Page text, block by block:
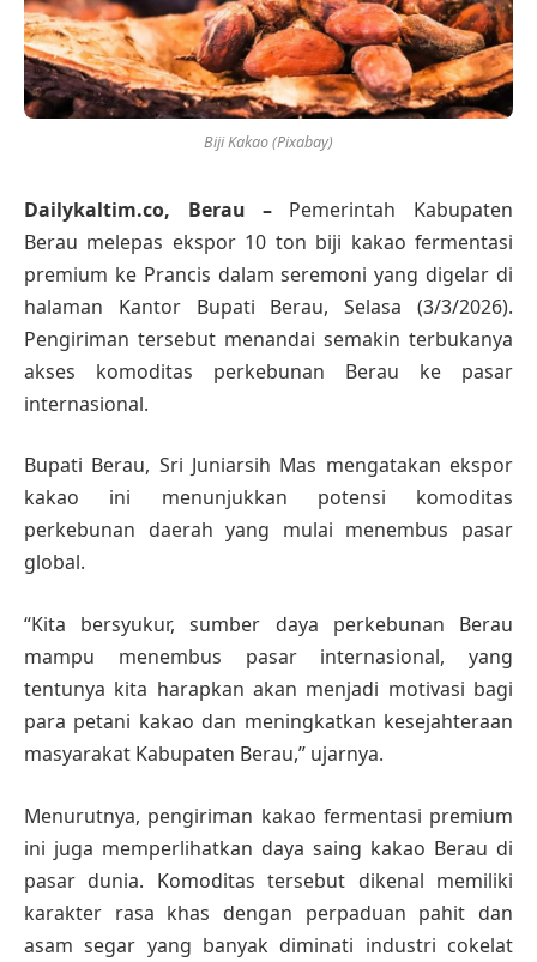
Biji Kakao (Pixabay)
Dailykaltim.co, Berau – Pemerintah Kabupaten
Berau melepas ekspor 10 ton biji kakao fermentasi
premium ke Prancis dalam seremoni yang digelar di
halaman Kantor Bupati Berau, Selasa (3/3/2026).
Pengiriman tersebut menandai semakin terbukanya
akses komoditas perkebunan Berau ke pasar
internasional.
Bupati Berau, Sri Juniarsih Mas mengatakan ekspor
kakao ini menunjukkan potensi komoditas
perkebunan daerah yang mulai menembus pasar
global.
“Kita bersyukur, sumber daya perkebunan Berau
mampu menembus pasar internasional, yang
tentunya kita harapkan akan menjadi motivasi bagi
para petani kakao dan meningkatkan kesejahteraan
masyarakat Kabupaten Berau,” ujarnya.
Menurutnya, pengiriman kakao fermentasi premium
ini juga memperlihatkan daya saing kakao Berau di
pasar dunia. Komoditas tersebut dikenal memiliki
karakter rasa khas dengan perpaduan pahit dan
asam segar yang banyak diminati industri cokelat